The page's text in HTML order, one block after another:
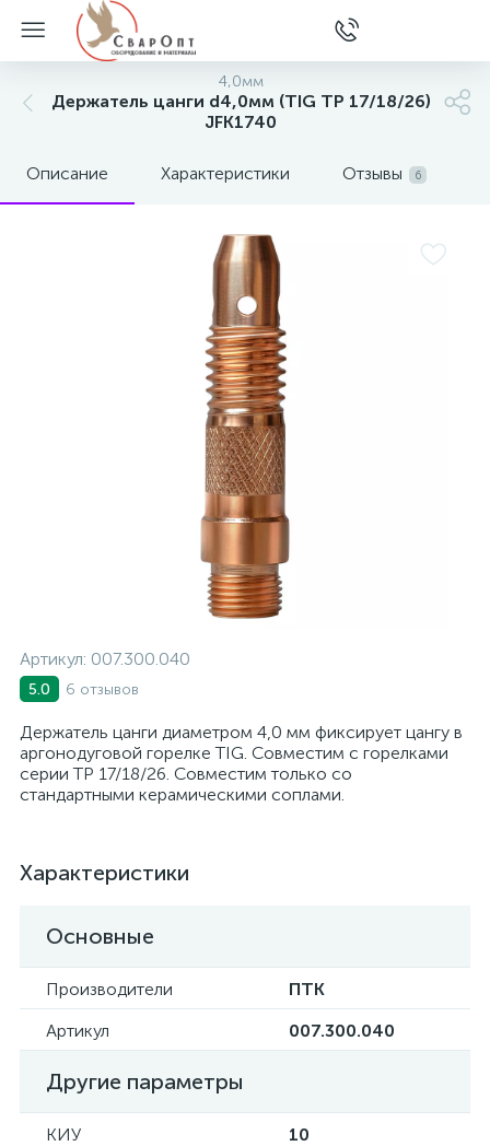
4,0мм
Держатель цанги d4,0мм (TIG TP 17/18/26)
JFK1740
Описание Характеристики Отзывы 6
Артикул: 007.300.040
5.0 6 отзывов
Держатель цанги диаметром 4,0 мм фиксирует цангу в
аргонодуговой горелке TIG. Совместим с горелками
серии TP 17/18/26. Совместим только со
стандартными керамическими соплами.
Характеристики
Основные
Производители
ПТК
Артикул
007.300.040
Другие параметры
КИУ
10